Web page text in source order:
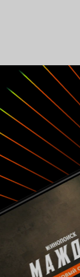
доступе он
проектом уже
киносъёмках,
всех дел и
«ЛЭПовцами».
Тут и высота и
постоянно
ситуации,
полевых
бригадой
опытного
рассказывает
взаимовыручке.
Есть бригада
восьмой серии
остальных –
них, –
режиссёр
стараемся
зрительское
только одна